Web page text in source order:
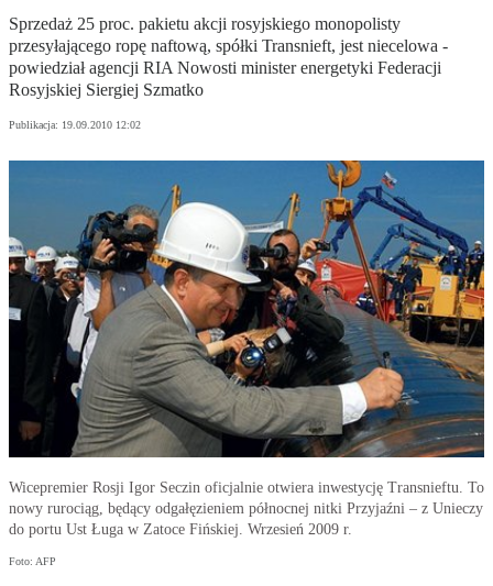
Sprzedaż 25 proc. pakietu akcji rosyjskiego monopolisty
przesyłającego ropę naftową, spółki Transnieft, jest niecelowa -
powiedział agencji RIA Nowosti minister energetyki Federacji
Rosyjskiej Siergiej Szmatko
Publikacja: 19.09.2010 12:02
Wicepremier Rosji Igor Seczin oficjalnie otwiera inwestycję Transnieftu. To
nowy rurociąg, będący odgałęzieniem północnej nitki Przyjaźni – z Unieczy
do portu Ust Ługa w Zatoce Fińskiej. Wrzesień 2009 r.
Foto: AFP